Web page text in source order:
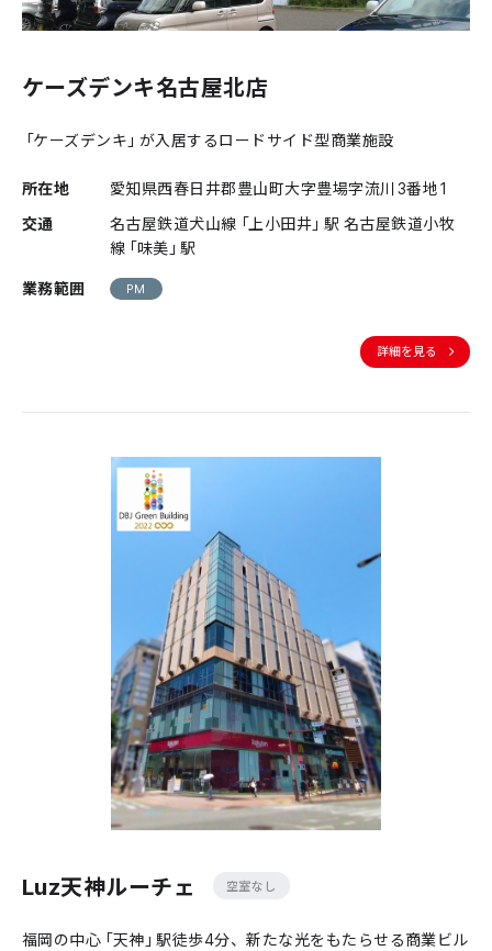
ケーズデンキ名古屋北店
「ケーズデンキ」が入居するロードサイド型商業施設
所在地
愛知県西春日井郡豊山町大字豊場字流川3番地1
交通
名古屋鉄道犬山線「上小田井」駅 名古屋鉄道小牧
線「味美」駅
業務範囲
PM
詳細を見る
Luz天神ルーチェ 空室なし
福岡の中心「天神」駅徒歩4分、新たな光をもたらせる商業ビル